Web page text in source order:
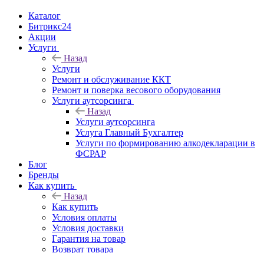
Каталог
Битрикс24
Акции
Услуги
Назад
Услуги
Ремонт и обслуживание ККТ
Ремонт и поверка весового оборудования
Услуги аутсорсинга
Назад
Услуги аутсорсинга
Услуга Главный Бухгалтер
Услуги по формированию алкодекларации в
ФСРАР
Блог
Бренды
Как купить
Назад
Как купить
Условия оплаты
Условия доставки
Гарантия на товар
Возврат товара